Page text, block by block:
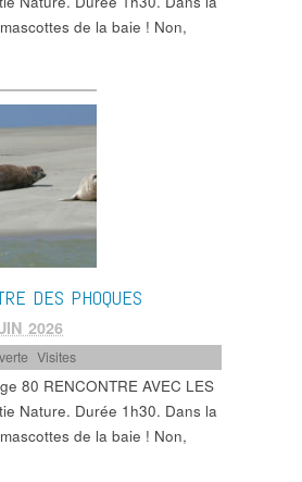
de la baie ! Non,
DES PHOQUES
2026
,Visites
80 RENCONTRE AVEC LES
Nature. Durée 1h30. Dans la
de la baie ! Non,